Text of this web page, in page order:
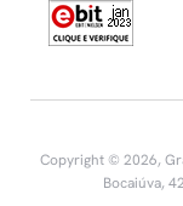
Copyright © 2026,
Bocaiúva,